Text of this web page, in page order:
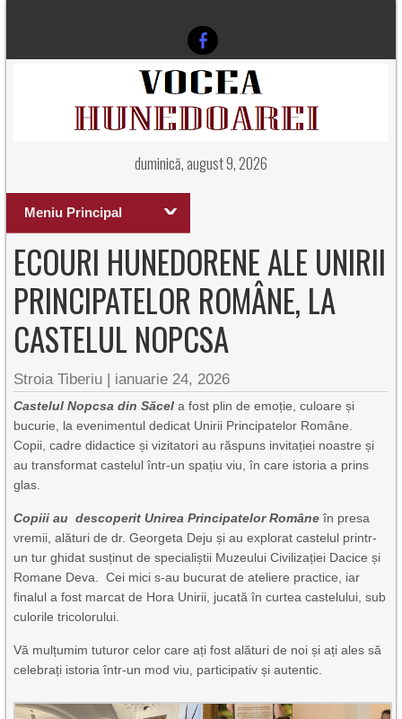
duminică, august 9, 2026
Meniu Principal
ECOURI HUNEDORENE ALE UNIRII
PRINCIPATELOR ROMÂNE, LA
CASTELUL NOPCSA
Stroia Tiberiu | ianuarie 24, 2026
Castelul Nopcsa din Săcel a fost plin de emoție, culoare și
bucurie, la evenimentul dedicat Unirii Principatelor Române.
Copii, cadre didactice și vizitatori au răspuns invitației noastre și
au transformat castelul într-un spațiu viu, în care istoria a prins
glas.
Copiii au descoperit Unirea Principatelor Române în presa
vremii, alături de dr. Georgeta Deju și au explorat castelul printr-
un tur ghidat susținut de specialiștii Muzeului Civilizației Dacice și
Romane Deva. Cei mici s-au bucurat de ateliere practice, iar
finalul a fost marcat de Hora Unirii, jucată în curtea castelului, sub
culorile tricolorului.
Vă mulțumim tuturor celor care ați fost alături de noi și ați ales să
celebrați istoria într-un mod viu, participativ și autentic.